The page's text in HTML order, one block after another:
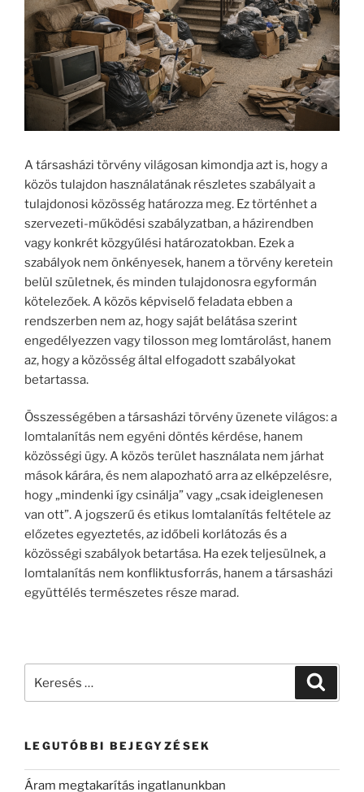
A társasházi törvény világosan kimondja azt is, hogy a
közös tulajdon használatának részletes szabályait a
tulajdonosi közösség határozza meg. Ez történhet a
szervezeti-működési szabályzatban, a házirendben
vagy konkrét közgyűlési határozatokban. Ezek a
szabályok nem önkényesek, hanem a törvény keretein
belül születnek, és minden tulajdonosra egyformán
kötelezőek. A közös képviselő feladata ebben a
rendszerben nem az, hogy saját belátása szerint
engedélyezzen vagy tilosson meg lomtárolást, hanem
az, hogy a közösség által elfogadott szabályokat
betartassa.
Összességében a társasházi törvény üzenete világos: a
lomtalanítás nem egyéni döntés kérdése, hanem
közösségi ügy. A közös terület használata nem járhat
mások kárára, és nem alapozható arra az elképzelésre,
hogy „mindenki így csinálja” vagy „csak ideiglenesen
van ott”. A jogszerű és etikus lomtalanítás feltétele az
előzetes egyeztetés, az időbeli korlátozás és a
közösségi szabályok betartása. Ha ezek teljesülnek, a
lomtalanítás nem konfliktusforrás, hanem a társasházi
együttélés természetes része marad.
LEGUTÓBBI BEJEGYZÉSEK
Áram megtakarítás ingatlanunkban